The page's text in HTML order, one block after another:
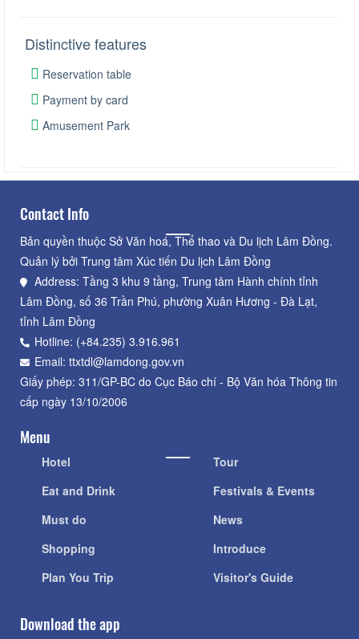
Distinctive features
Reservation table
Payment by card
Amusement Park
Contact Info
Bản quyền thuộc Sở Văn hoá, Thể thao và Du lịch Lâm Đồng.
Quản lý bởi Trung tâm Xúc tiến Du lịch Lâm Đồng
Address: Tầng 3 khu 9 tầng, Trung tâm Hành chính tỉnh
Lâm Đồng, số 36 Trần Phú, phường Xuân Hương - Đà Lạt,
tỉnh Lâm Đồng
Hotline: (+84.235) 3.916.961
Email: ttxtdl@lamdong.gov.vn
Giấy phép: 311/GP-BC do Cục Báo chí - Bộ Văn hóa Thông tin
cấp ngày 13/10/2006
Menu
Hotel
Eat and Drink
Must do
Shopping
Plan You Trip
Tour
Festivals & Events
News
Introduce
Visitor's Guide
Download the app